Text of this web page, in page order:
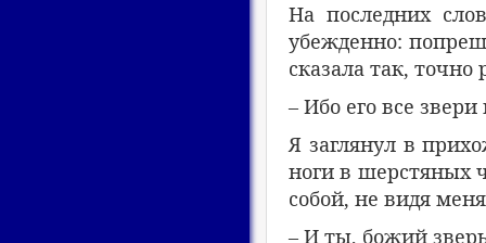
На последних
убежденно:
сказала так, точно
– Ибо его все
Я заглянул в
ноги в шерстяных
собой, не видя
– И ты, божий